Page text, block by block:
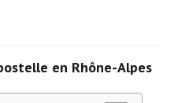
en Rhône-Alpes